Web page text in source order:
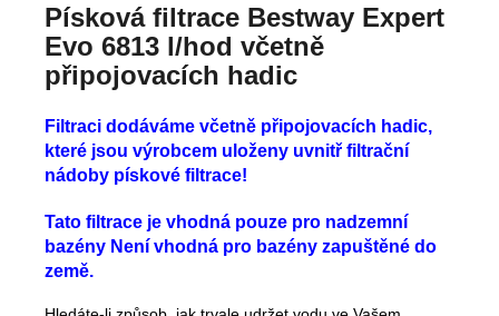
Písková filtrace Bestway Expert
Evo 6813 l/hod včetně
připojovacích hadic
Filtraci dodáváme včetně připojovacích hadic,
které jsou výrobcem uloženy uvnitř filtrační
nádoby pískové filtrace!
Tato filtrace je vhodná pouze pro nadzemní
bazény Není vhodná pro bazény zapuštěné do
země.